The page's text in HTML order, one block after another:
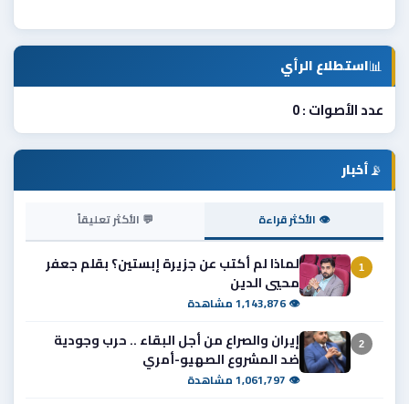
📊استطلاع الرأي
عدد الأصوات : 0
📡أخبار
👁 الأكثر قراءة 💬 الأكثر تعليقاً
1
لماذا لم أكتب عن جزيرة إبستين؟ بقلم جعفر
محيي الدين
👁 1,143,876 مشاهدة
2
إيران والصراع من أجل البقاء .. حرب وجودية
ضد المشروع الصهيو-أمري
👁 1,061,797 مشاهدة